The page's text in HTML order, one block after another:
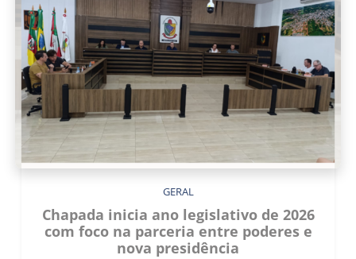
GERAL
Chapada inicia ano legislativo de 2026
com foco na parceria entre poderes e
nova presidência